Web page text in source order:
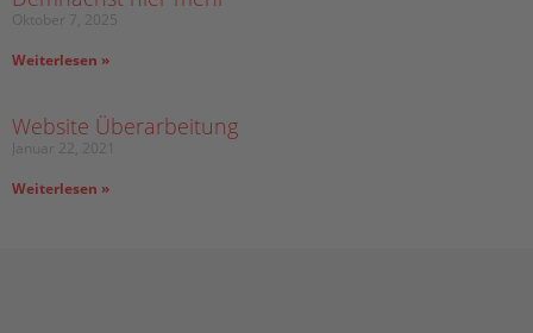
Oktober 7, 2025
Weiterlesen »
Website Überarbeitung
Januar 22, 2021
Weiterlesen »